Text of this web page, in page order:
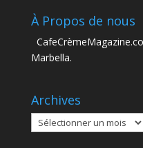
À Propos de nous
Marbella.
Archives
Archives